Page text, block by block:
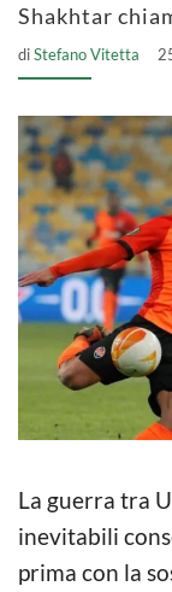
Shakhtar
diStefano Vitetta
La guerra tra
inevitabili
prima con la